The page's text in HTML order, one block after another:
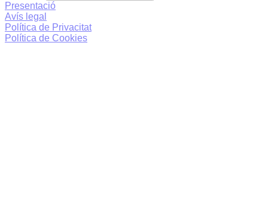
Presentació
Avís legal
Política de Privacitat
Política de Cookies